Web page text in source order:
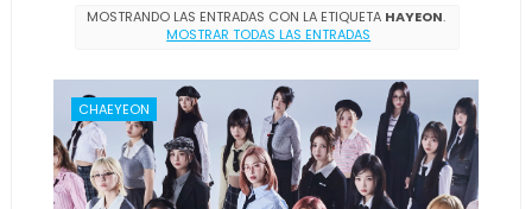
MOSTRANDO LAS ENTRADAS CON LA ETIQUETA HAYEON.
MOSTRAR TODAS LAS ENTRADAS
CHAEYEON